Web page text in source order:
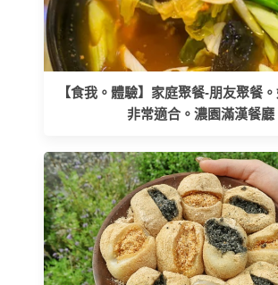
【食我。體驗】家庭聚餐-朋友聚餐
非常適合。濃園滿漢餐廳